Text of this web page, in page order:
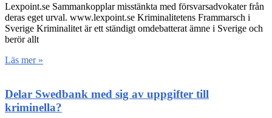
Lexpoint.se Sammankopplar misstänkta med försvarsadvokater från
deras eget urval. www.lexpoint.se Kriminalitetens Frammarsch i
Sverige Kriminalitet är ett ständigt omdebatterat ämne i Sverige och
berör allt
Läs mer »
Delar Swedbank med sig av uppgifter till
kriminella?